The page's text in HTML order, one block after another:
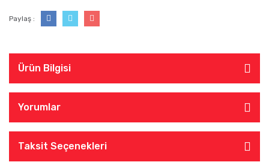
Paylaş :
Ürün Bilgisi
Yorumlar
Taksit Seçenekleri